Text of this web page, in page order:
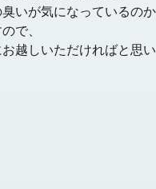
いが気になっているのか
で、
越しいただければと思い